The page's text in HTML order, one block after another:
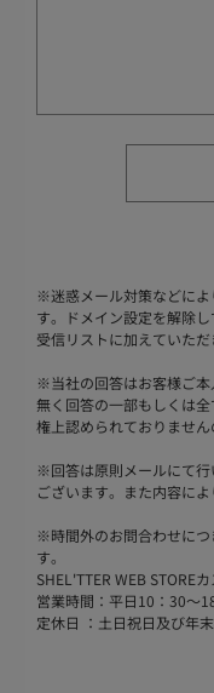
※迷惑メール対策などに
す。ドメイン設定を解除
受信リストに加えていただ
※当社の回答はお客様ご
無く回答の一部もしくは
権上認められておりません
※回答は原則メールにて
ございます。また内容に
※時間外のお問合わせに
す。
SHEL'TTER WEB STORE
営業時間：平日10：30～
定休日 ：土日祝日及び年